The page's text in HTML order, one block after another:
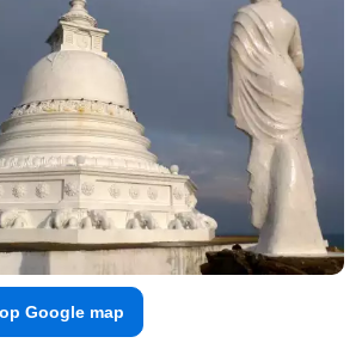
Google map